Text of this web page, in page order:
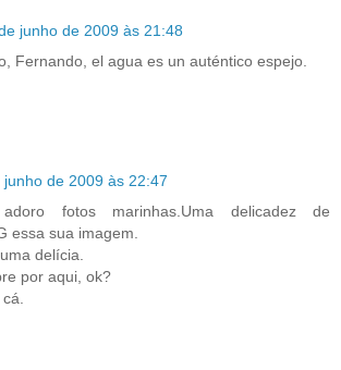
junho de 2009 às 21:48
Fernando, el agua es un auténtico espejo.
junho de 2009 às 22:47
adoro fotos marinhas.Uma delicadez de
essa sua imagem.
delícia.
por aqui, ok?